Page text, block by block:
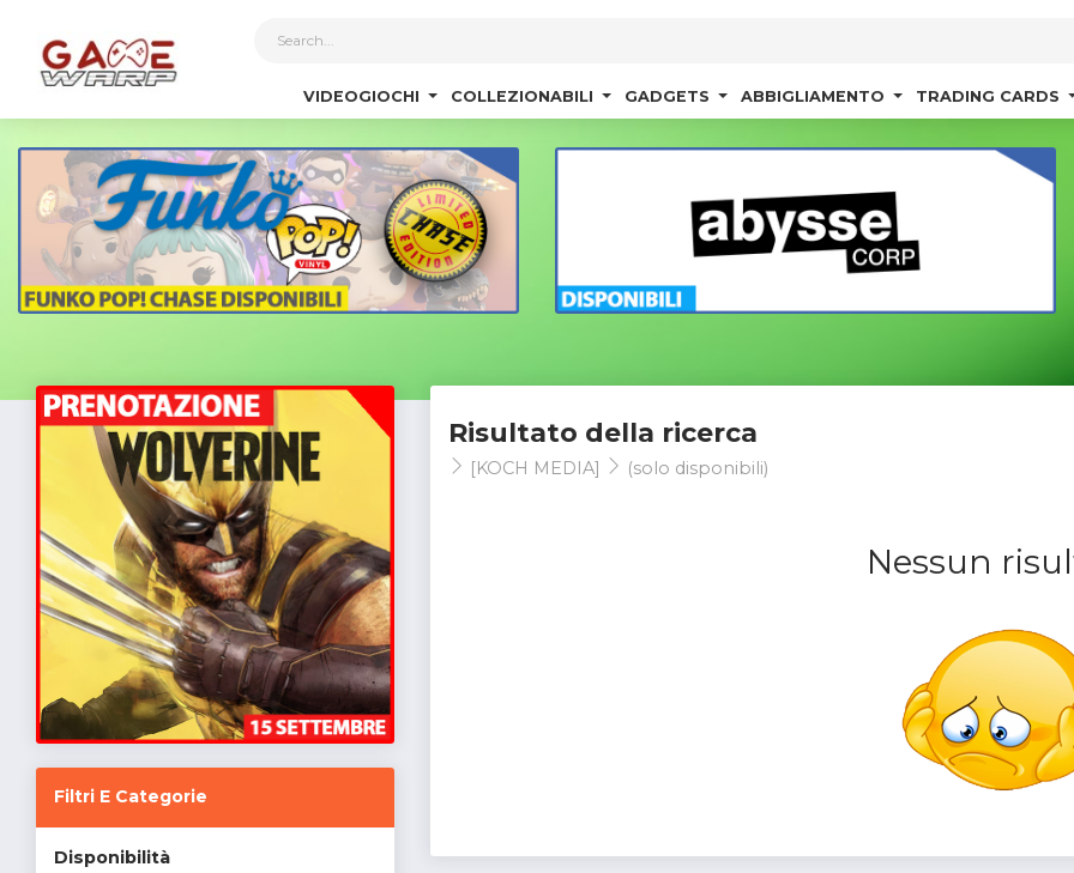
VIDEOGIOCHI COLLEZIONABILI GADGETS ABBIGLIAMENTO TRADING CARDS
Filtri E Categorie
Disponibilità
Risultato della ricerca
[KOCH MEDIA] (solo disponibili)
Nessun